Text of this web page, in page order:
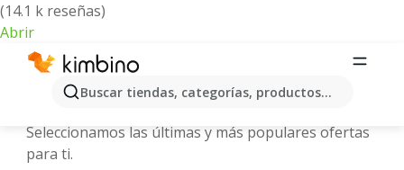
(14.1 k reseñas)
Abrir
Buscar tiendas, categorías, productos...
Purísima del Rincón - Folletos y
Seleccionamos las últimas y más populares ofertas
para ti.